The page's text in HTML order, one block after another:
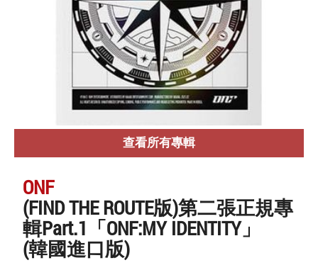
查看所有專輯
ONF
(FIND THE ROUTE版)第二張正規專
輯Part.1「ONF:MY IDENTITY」
(韓國進口版)